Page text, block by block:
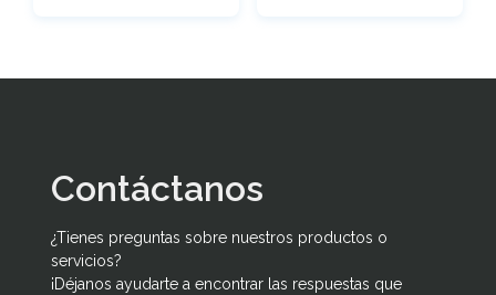
Contáctanos
¿Tienes preguntas sobre nuestros productos o
servicios?
¡Déjanos ayudarte a encontrar las respuestas que